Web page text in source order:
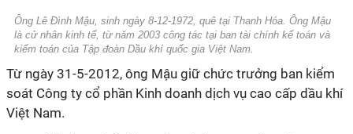
Ông Lê Đình Mậu, sinh ngày 8-12-1972, quê tại Thanh Hóa. Ông Mậu
là cử nhân kinh tế, từ năm 2003 công tác tại ban tài chính kế toán và
kiểm toán của Tập đoàn Dầu khí quốc gia Việt Nam.
Từ ngày 31-5-2012, ông Mậu giữ chức trưởng ban kiểm
soát Công ty cổ phần Kinh doanh dịch vụ cao cấp dầu khí
Việt Nam.